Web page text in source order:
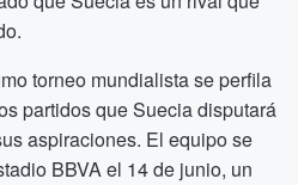
torneo mundialista se perfila
partidos que Suecia disputará
aspiraciones. El equipo se
BBVA el 14 de junio, un